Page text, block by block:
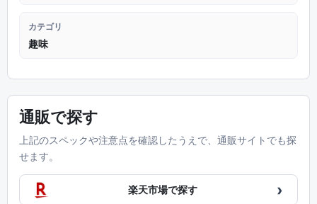
カテゴリ
趣味
通販で探す
上記のスペックや注意点を確認したうえで、通販サイトでも探
せます。
楽天市場で探す ›